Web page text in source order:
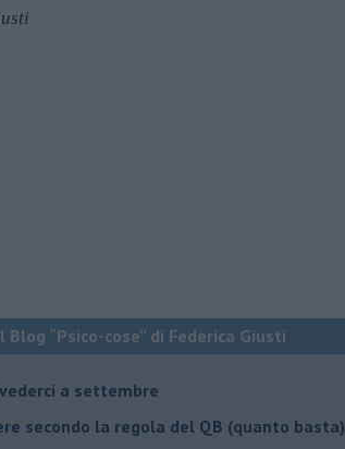
“Psico-cose” di Federica Giusti
a settembre
secondo la regola del QB (quanto basta)